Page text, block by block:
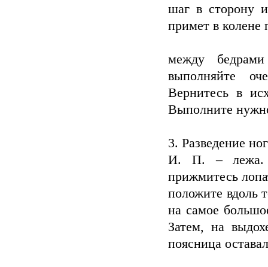
шаг в сторону
примет в колене
между
выполняйте
Вернитесь в
Выполните
3. Разведение ног
И. П. – лежа.
прижмитесь
положите вдоль
на самое
Затем, на
поясница